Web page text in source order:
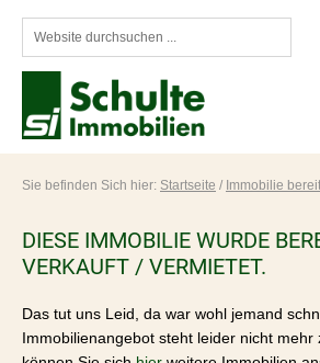
Sie befinden Sich hier: Startseite / Immobilie
DIESE IMMOBILIE WURDE
VERKAUFT / VERMIETET.
Das tut uns Leid, da war wohl jemand
Immobilienangebot steht leider nicht mehr